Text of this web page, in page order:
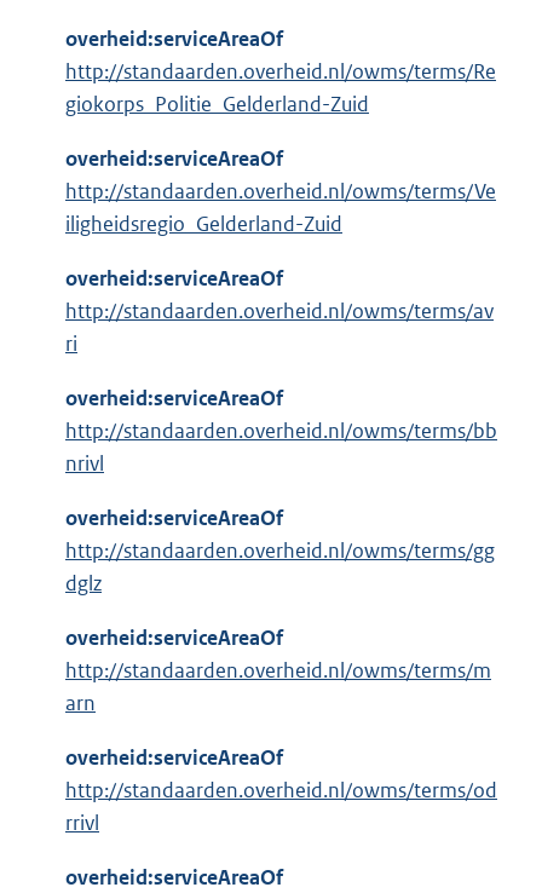
overheid:serviceAreaOf
http://standaarden.overheid.nl/owms/terms/Re
giokorps_Politie_Gelderland-Zuid
overheid:serviceAreaOf
http://standaarden.overheid.nl/owms/terms/Ve
iligheidsregio_Gelderland-Zuid
overheid:serviceAreaOf
http://standaarden.overheid.nl/owms/terms/av
ri
overheid:serviceAreaOf
http://standaarden.overheid.nl/owms/terms/bb
nrivl
overheid:serviceAreaOf
http://standaarden.overheid.nl/owms/terms/gg
dglz
overheid:serviceAreaOf
http://standaarden.overheid.nl/owms/terms/m
arn
overheid:serviceAreaOf
http://standaarden.overheid.nl/owms/terms/od
rrivl
overheid:serviceAreaOf